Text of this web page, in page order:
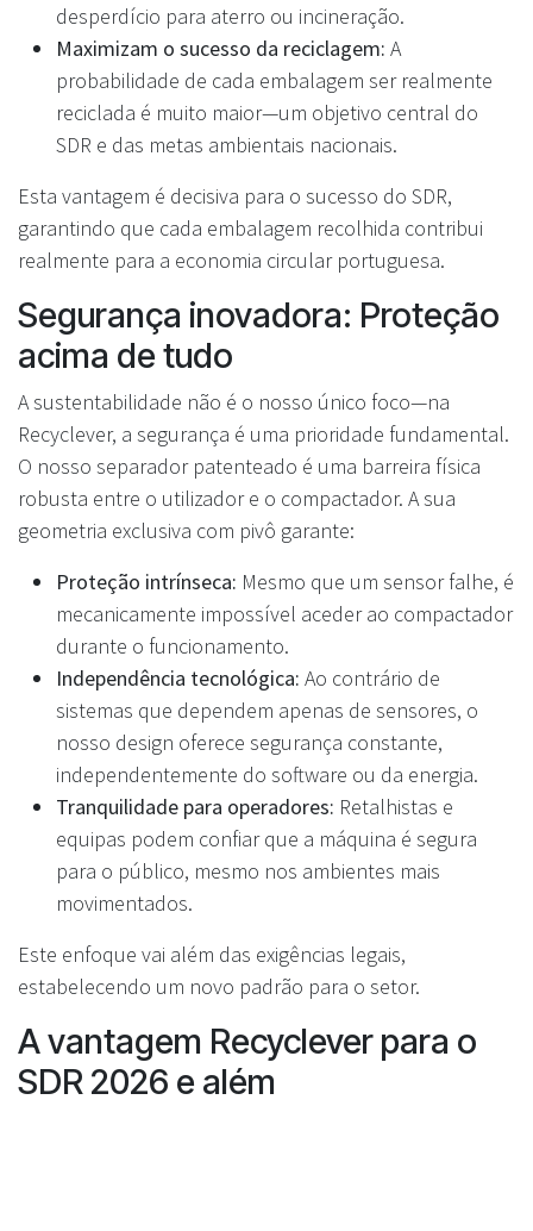
desperdício para aterro ou incineração.
Maximizam o sucesso da reciclagem: A
probabilidade de cada embalagem ser realmente
reciclada é muito maior—um objetivo central do
SDR e das metas ambientais nacionais.
Esta vantagem é decisiva para o sucesso do SDR,
garantindo que cada embalagem recolhida contribui
realmente para a economia circular portuguesa.
Segurança inovadora: Proteção
acima de tudo
A sustentabilidade não é o nosso único foco—na
Recyclever, a segurança é uma prioridade fundamental.
O nosso separador patenteado é uma barreira física
robusta entre o utilizador e o compactador. A sua
geometria exclusiva com pivô garante:
Proteção intrínseca: Mesmo que um sensor falhe, é
mecanicamente impossível aceder ao compactador
durante o funcionamento.
Independência tecnológica: Ao contrário de
sistemas que dependem apenas de sensores, o
nosso design oferece segurança constante,
independentemente do software ou da energia.
Tranquilidade para operadores: Retalhistas e
equipas podem confiar que a máquina é segura
para o público, mesmo nos ambientes mais
movimentados.
Este enfoque vai além das exigências legais,
estabelecendo um novo padrão para o setor.
A vantagem Recyclever para o
SDR 2026 e além